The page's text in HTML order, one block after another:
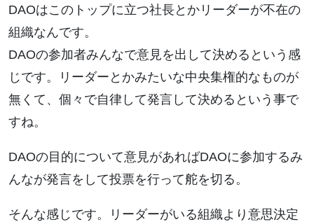
DAOはこのトップに立つ社長とかリーダーが不在の
組織なんです。
DAOの参加者みんなで意見を出して決めるという感
じです。リーダーとかみたいな中央集権的なものが
無くて、個々で自律して発言して決めるという事で
すね。
DAOの目的について意見があればDAOに参加するみ
んなが発言をして投票を行って舵を切る。
そんな感じです。リーダーがいる組織より意思決定